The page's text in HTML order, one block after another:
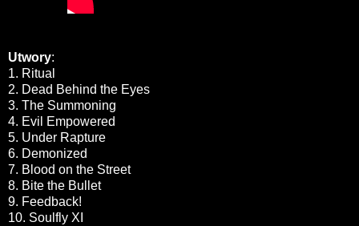
Utwory:
1. Ritual
2. Dead Behind the Eyes
3. The Summoning
4. Evil Empowered
5. Under Rapture
6. Demonized
7. Blood on the Street
8. Bite the Bullet
9. Feedback!
10. Soulfly XI